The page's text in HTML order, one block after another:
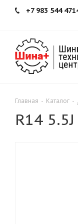
+7 983 544
Главная - Каталог -
R14